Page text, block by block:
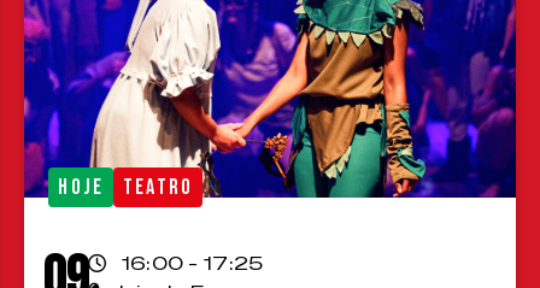
HOJE TEATRO
16:00 - 17:25